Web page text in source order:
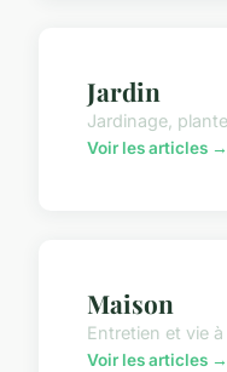
Jardin
Jardinage,
Voir les articles →
Maison
Entretien et vie
Voir les articles →